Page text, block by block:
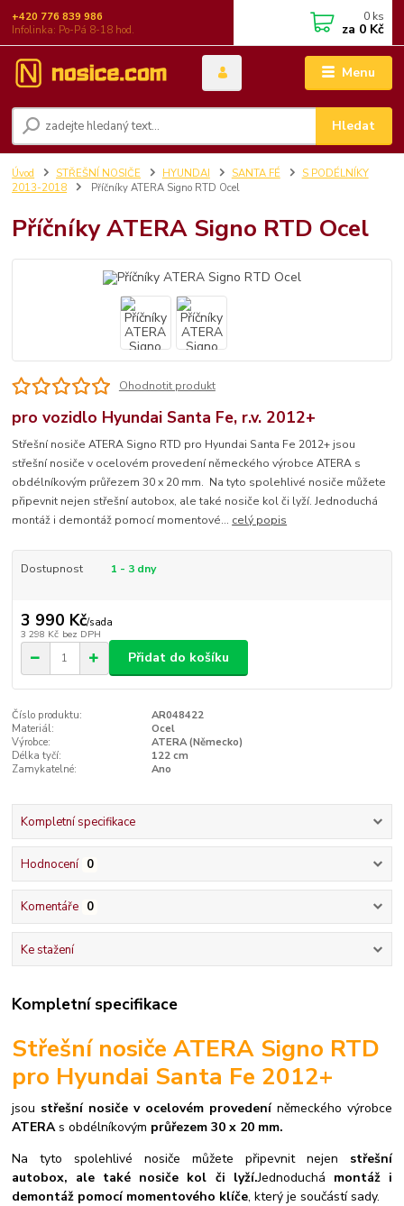
Menu
Hledat
+420 776 839 986
Infolinka: Po-Pá 8-18 hod.
0 ks
za 0 Kč
Úvod STŘEŠNÍ NOSIČE HYUNDAI SANTA FÉ
S PODÉLNÍKY
2013-2018
Příčníky ATERA Signo RTD Ocel
Příčníky ATERA Signo RTD Ocel
Ohodnotit produkt
pro vozidlo Hyundai Santa Fe, r.v. 2012+
Střešní nosiče ATERA Signo RTD pro Hyundai Santa Fe 2012+ jsou
střešní nosiče v ocelovém provedení německého výrobce ATERA s
obdélníkovým průřezem 30 x 20 mm. Na tyto spolehlivé nosiče můžete
připevnit nejen střešní autobox, ale také nosiče kol či lyží. Jednoduchá
montáž i demontáž pomocí momentové... celý popis
Dostupnost 1 - 3 dny
3 990 Kč/sada
3 298 Kč bez DPH
Přidat do košíku
Číslo produktu:
AR048422
Materiál:
Ocel
Výrobce:
ATERA (Německo)
Délka tyčí:
122 cm
Zamykatelné:
Ano
Kompletní specifikace
Hodnocení 0
Komentáře 0
Ke stažení
Kompletní specifikace
Střešní nosiče ATERA Signo RTD
pro Hyundai Santa Fe 2012+
jsou střešní nosiče v ocelovém provedeníněmeckého výrobce
ATERAs obdélníkovým průřezem 30 x 20 mm.
Na tyto spolehlivé nosiče můžete připevnit nejen střešní
autobox, ale také nosiče kol či lyží.Jednoduchá montáž i
demontáž pomocí momentového klíče, který je součástí sady.